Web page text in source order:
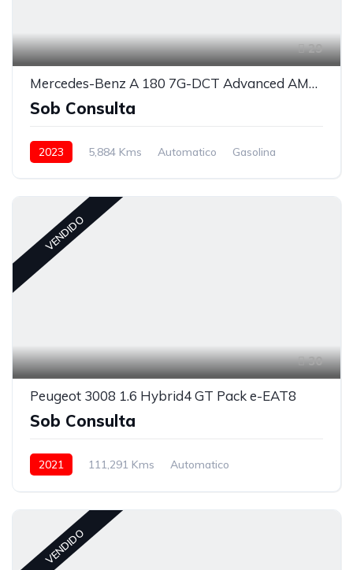
29
Mercedes-Benz A 180 7G-DCT Advanced AMG Line
Sob Consulta
2023 5,884 Kms Automatico Gasolina
VENDIDO
30
Peugeot 3008 1.6 Hybrid4 GT Pack e-EAT8
Sob Consulta
2021 111,291 Kms
Automatico
VENDIDO